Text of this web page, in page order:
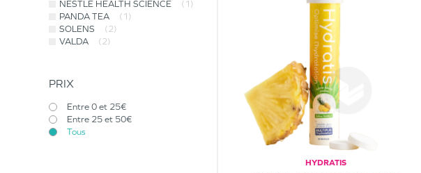
NESTLÉ HEALTH SCIENCE
(1)
PANDA TEA
(1)
SOLENS
(2)
VALDA
(2)
PRIX
Entre 0 et 25€
Entre 25 et 50€
Tous
HYDRATIS